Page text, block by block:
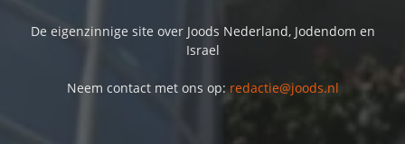
De eigenzinnige site over Joods Nederland, Jodendom en
Israel
Neem contact met ons op: redactie@joods.nl